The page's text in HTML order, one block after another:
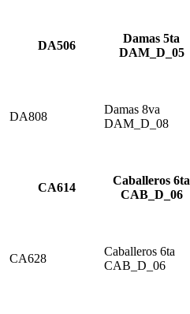
DA506
Damas 5ta
DAM_D_05
DA808
Damas 8va
DAM_D_08
CA614
Caballeros 6ta
CAB_D_06
CA628
Caballeros 6ta
CAB_D_06